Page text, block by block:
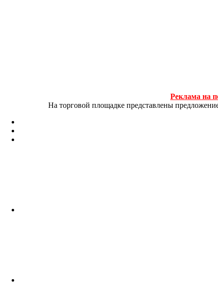
Реклама на
На торговой площадке представлены